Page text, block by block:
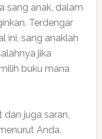
sang anak, dalam
Terdengar
ini, sang anaklah
jika
buku mana
dan juga saran,
Anda.